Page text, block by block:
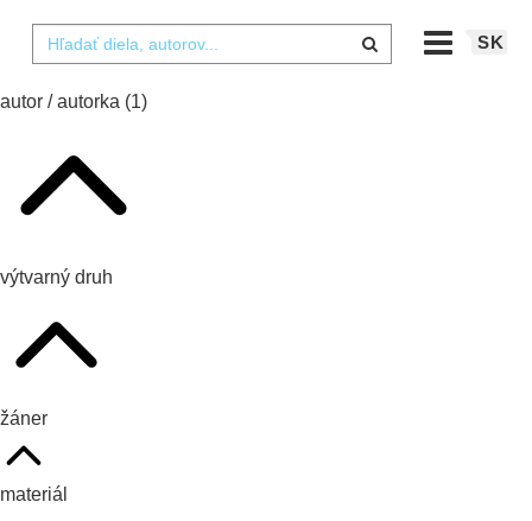
SK
autor / autorka (1)
výtvarný druh
žáner
materiál